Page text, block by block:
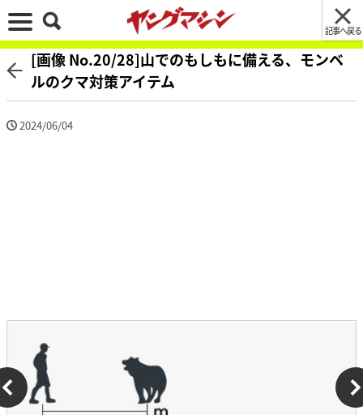
記事へ戻る
[画像 No.20/28]山でのもしもに備える、モンベ
ルのクマ対策アイテム
2024/06/04